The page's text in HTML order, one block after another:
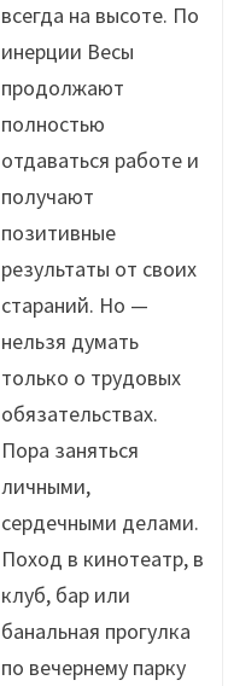
всегда на высоте. По
инерции Весы
продолжают
полностью
отдаваться работе и
получают
позитивные
результаты от своих
стараний. Но —
нельзя думать
только о трудовых
обязательствах.
Пора заняться
личными,
сердечными делами.
Поход в кинотеатр, в
клуб, бар или
банальная прогулка
по вечернему парку